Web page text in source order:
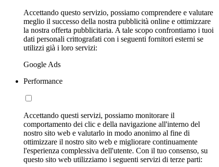
Accettando questo servizio, possiamo comprendere e valutare
meglio il successo della nostra pubblicità online e ottimizzare
la nostra offerta pubblicitaria. A tale scopo confrontiamo i tuoi
dati personali crittografati con i seguenti fornitori esterni se
utilizzi già i loro servizi:
Google Ads
Performance
Accettando questi servizi, possiamo monitorare il
comportamento dei clic e della navigazione all'interno del
nostro sito web e valutarlo in modo anonimo al fine di
ottimizzare il nostro sito web e migliorare continuamente
l'esperienza complessiva dell'utente. Con il tuo consenso, su
questo sito web utilizziamo i seguenti servizi di terze parti: